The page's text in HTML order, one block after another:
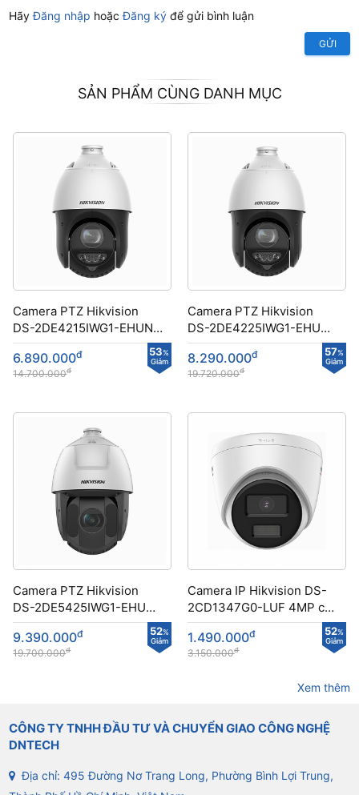
HãyĐăng nhập hoặcĐăng ký để gửi bình luận
GỬI
SẢN PHẨM CÙNG DANH MỤC
Camera PTZ Hikvision
DS-2DE4215IWG1-EHUN
công nghệ DarkFighter 53%
Giảm
6.890.000đ
14.700.000đ
Camera PTZ Hikvision
DS-2DE4225IWG1-EHUN
công nghệ DarkFighter 57%
Giảm
8.290.000đ
19.720.000đ
Camera PTZ Hikvision
DS-2DE5425IWG1-EHUN
công nghệ DarkFighter 52%
Giảm
9.390.000đ
19.700.000đ
Camera IP Hikvision DS-
2CD1347G0-LUF 4MP có
màu ban đêm
52%
Giảm
1.490.000đ
3.150.000đ
Xem thêm
CÔNG TY TNHH ĐẦU TƯ VÀ CHUYỂN GIAO CÔNG NGHỆ
DNTECH
Địa chỉ: 495 Đường Nơ Trang Long, Phường Bình Lợi Trung,